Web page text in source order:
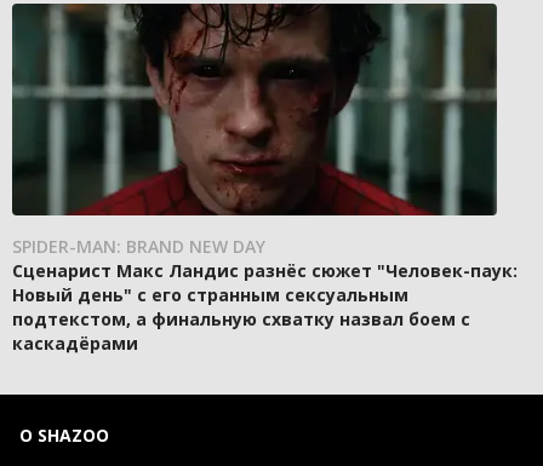
SPIDER-MAN: BRAND NEW DAY
Сценарист Макс Ландис разнёс сюжет "Человек-паук:
Новый день" с его странным сексуальным
подтекстом, а финальную схватку назвал боем с
каскадёрами
О SHAZOO